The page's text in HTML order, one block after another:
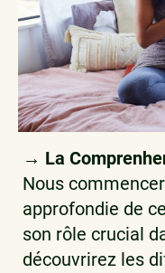
→ La
Nous
approfondie de
son rôle crucial
découvrirez les